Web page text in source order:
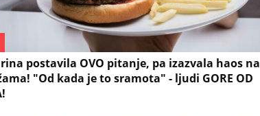
postavila OVO pitanje, pa izazvala haos na
"Od kada je to sramota" - ljudi GORE OD